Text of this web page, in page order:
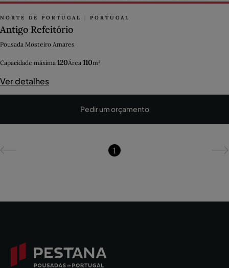
NORTE DE PORTUGAL PORTUGAL
Antigo Refeitório
Pousada Mosteiro Amares
Capacidade máxima 120Área 110m²
Ver detalhes
Pedir um orçamento
1